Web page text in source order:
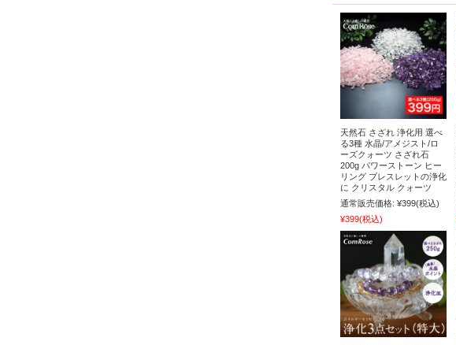
天然石 さざれ 浄化用 選べ
る3種 水晶/アメジスト/ロ
ーズクォーツ さざれ石
200g パワーストーン ヒー
リング ブレスレットの浄化
に クリスタル クォーツ
通常販売価格: ¥399(税込)
¥399(税込)